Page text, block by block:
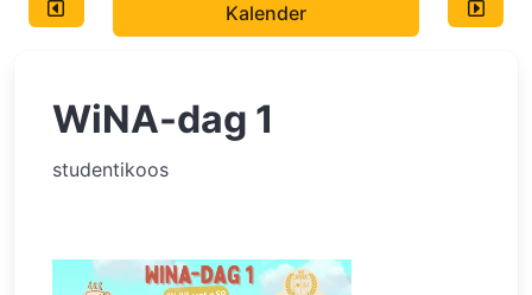
Kalender
WiNA-dag 1
studentikoos